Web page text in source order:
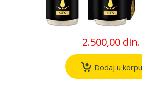
2.500,00 din.
Dodaj u korpu